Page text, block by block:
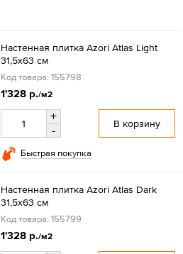
Настенная плитка Azori Atlas Light
31,5х63 см
Код товара: 155798
1'328 р./м2
+
-
В корзину
Быстрая покупка
Настенная плитка Azori Atlas Dark
31,5х63 см
Код товара: 155799
1'328 р./м2